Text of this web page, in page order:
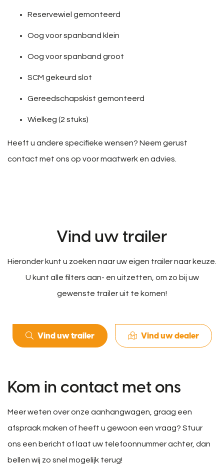
Reservewiel gemonteerd
Oog voor spanband klein
Oog voor spanband groot
SCM gekeurd slot
Gereedschapskist gemonteerd
Wielkeg (2 stuks)
Heeft u andere specifieke wensen? Neem gerust
contact met ons op voor maatwerk en advies.
Vind uw trailer
Hieronder kunt u zoeken naar uw eigen trailer naar keuze.
U kunt alle filters aan- en uitzetten, om zo bij uw
gewenste trailer uit te komen!
Vind uw trailer Vind uw dealer
Kom in contact met ons
Meer weten over onze aanhangwagen, graag een
afspraak maken of heeft u gewoon een vraag? Stuur
ons een bericht of laat uw telefoonnummer achter, dan
bellen wij zo snel mogelijk terug!